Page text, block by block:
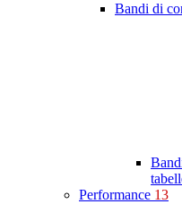
Bandi di
Performance 13